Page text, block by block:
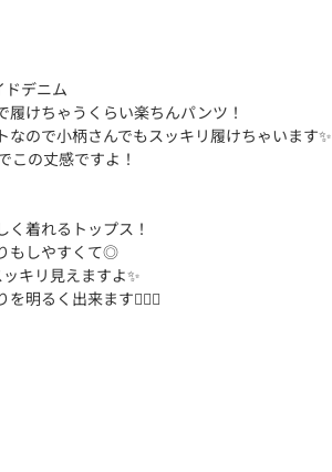
ドデニム
けちゃうくらい楽ちんパンツ！
なので小柄さんでもスッキリ履けちゃいます✨️
この丈感ですよ！
着れるトップス！
もしやすくて◎
キリ見えますよ✨️
明るく出来ます🙆🏻‍♀️